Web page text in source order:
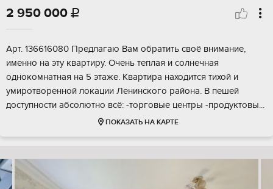
2 950 000 
Арт. 136616080 Предлагаю Вам обратить своё внимание,
именно на эту квартиру. Очень теплая и солнечная
однокомнатная на 5 этаже. Квартира находится тихой и
умиротворенной локации Ленинского района. В пешей
доступности абсолютно всё: -торговые центры -продуктовы...
ПОКАЗАТЬ НА КАРТЕ